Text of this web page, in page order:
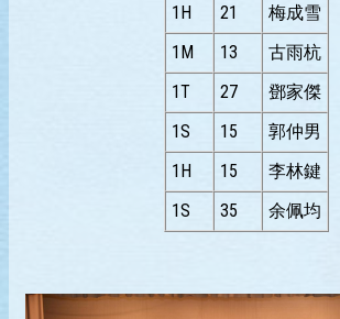
1H
21
梅成雪
1M
13
古雨杭
1T
27
鄧家傑
1S
15
郭仲男
1H
15
李林鍵
1S
35 余佩均